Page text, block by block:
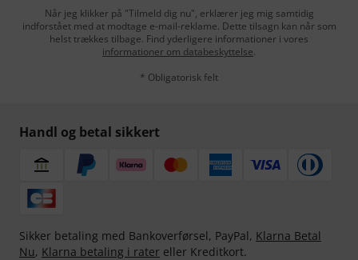
Når jeg klikker på "Tilmeld dig nu", erklærer jeg mig samtidig
indforstået med at modtage e-mail-reklame. Dette tilsagn kan når som
helst trækkes tilbage. Find yderligere informationer i vores
informationer om databeskyttelse.
* Obligatorisk felt
Handl og betal sikkert
Sikker betaling med Bankoverførsel, PayPal, Klarna Betal
Nu, Klarna betaling i rater eller Kreditkort.